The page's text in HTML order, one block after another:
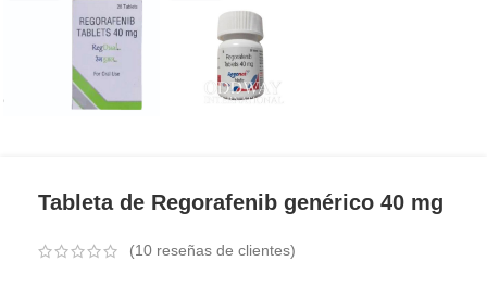
Tableta de Regorafenib genérico 40 mg
(10 reseñas de clientes)